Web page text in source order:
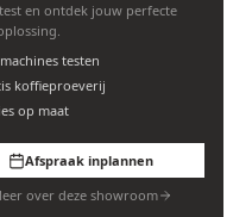
en ontdek jouw perfecte
testen
koffieproeverij
op maat
Afspraak inplannen
over deze showroom